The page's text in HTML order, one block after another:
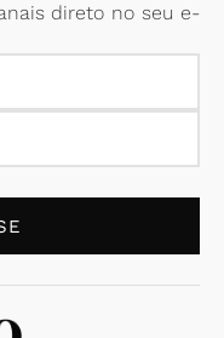
direto no seu e-